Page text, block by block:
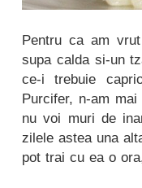
Pentru ca am
supa calda si-un
ce-i trebuie
Purcifer, n-am
nu voi muri de
zilele astea una
pot trai cu ea o